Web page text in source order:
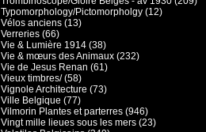
Typomorphology/Pictomorpholgy (12)
Vélos anciens (13)
Verreries (66)
Vie & Lumière 1914 (38)
Vie & mœurs des Animaux (232)
Vie de Jesus Renan (61)
Vieux timbres/ (58)
Vignole Architecture (73)
Ville Belgique (77)
Vilmorin Plantes et parterres (946)
Vingt mille lieues sous les mers (23)